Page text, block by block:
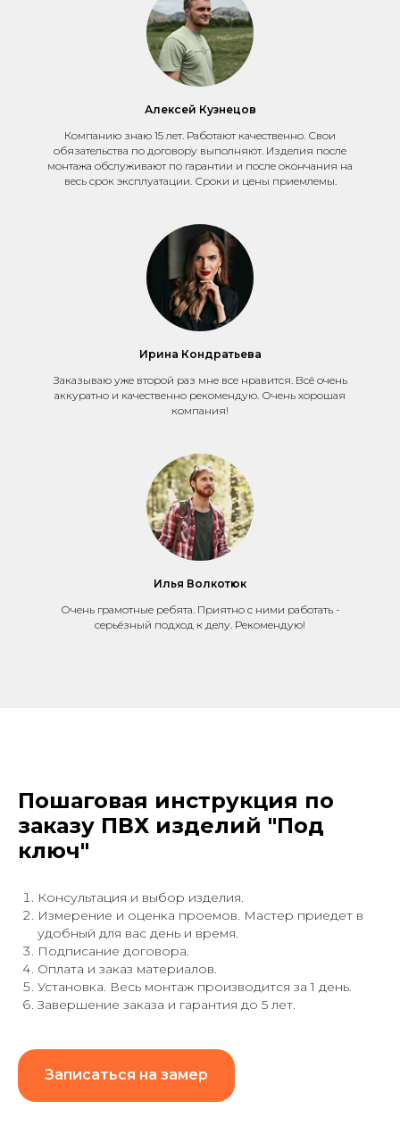
Алексей Кузнецов
Компанию знаю 15 лет. Работают качественно. Свои
обязательства по договору выполняют. Изделия после
монтажа обслуживают по гарантии и после окончания на
весь срок эксплуатации. Сроки и цены приемлемы.
Ирина Кондратьева
Заказываю уже второй раз мне все нравится. Всё очень
аккуратно и качественно рекомендую. Очень хорошая
компания!
Илья Волкотюк
Очень грамотные ребята. Приятно с ними работать -
серьёзный подход к делу. Рекомендую!
Пошаговая инструкция по
заказу ПВХ изделий "Под
ключ"
Консультация и выбор изделия.
Измерение и оценка проемов. Мастер приедет в
удобный для вас день и время.
Подписание договора.
Оплата и заказ материалов.
Установка. Весь монтаж производится за 1 день.
Завершение заказа и гарантия до 5 лет.
Записаться на замер